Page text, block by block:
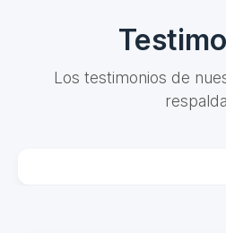
Los testimonios de